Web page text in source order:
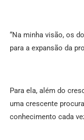
“Na minha visão, os
para a expansão da
Para ela, além do
uma crescente
conhecimento cada